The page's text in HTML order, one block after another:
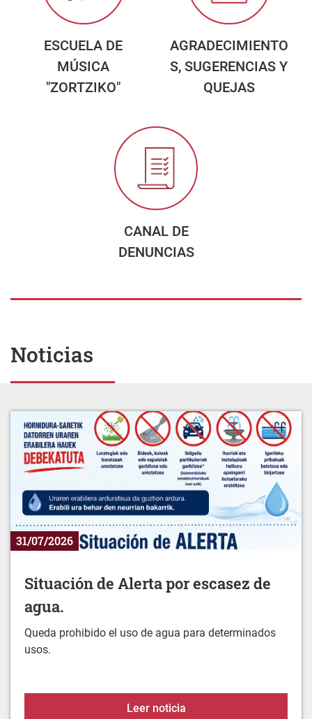
ESCUELA DE
MÚSICA
"ZORTZIKO"
AGRADECIMIENTO
S, SUGERENCIAS Y
QUEJAS
CANAL DE
DENUNCIAS
31/07/2026
Situación de Alerta por escasez de
Queda prohibido el uso de agua para determinados
usos.